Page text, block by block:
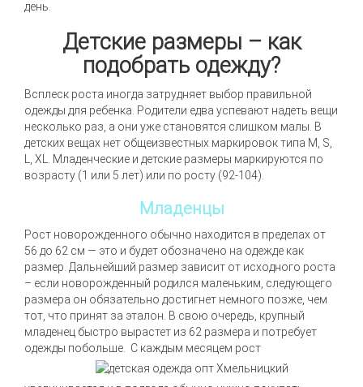
день.
Детские размеры – как
подобрать одежду?
Всплеск роста иногда затрудняет выбор правильной
одежды для ребенка. Родители едва успевают надеть вещи
несколько раз, а они уже становятся слишком малы. В
детских вещах нет общеизвестных маркировок типа М, S,
L, XL. Младенческие и детские размеры маркируются по
возрасту (1 или 5 лет) или по росту (92-104).
Младенцы
Рост новорожденного обычно находится в пределах от
56 до 62 см — это и будет обозначено на одежде как
размер. Дальнейший размер зависит от исходного роста
– если новорожденный родился маленьким, следующего
размера он обязательно достигнет немного позже, чем
тот, что принят за эталон. В свою очередь, крупный
младенец быстро вырастет из 62 размера и потребует
одежды побольше. С каждым месяцем рост